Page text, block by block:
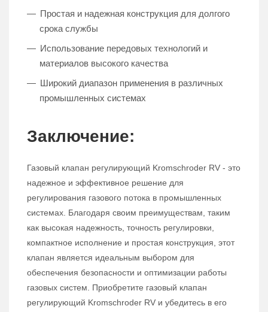
Простая и надежная конструкция для долгого
срока службы
Использование передовых технологий и
материалов высокого качества
Широкий диапазон применения в различных
промышленных системах
Заключение:
Газовый клапан регулирующий Kromschroder RV - это
надежное и эффективное решение для
регулирования газового потока в промышленных
системах. Благодаря своим преимуществам, таким
как высокая надежность, точность регулировки,
компактное исполнение и простая конструкция, этот
клапан является идеальным выбором для
обеспечения безопасности и оптимизации работы
газовых систем. Приобретите газовый клапан
регулирующий Kromschroder RV и убедитесь в его